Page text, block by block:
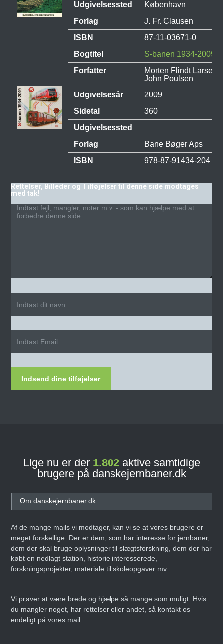
Udgivelsessted
København
Forlag
J. Fr. Clausen
ISBN
87-11-03671-0
Bogtitel
S-banen 1934-2009
Forfatter
Morten Flindt Larsen,
John Poulsen
Udgivelsesår
2009
Sidetal
360
Udgivelsessted
Forlag
Bane Bøger Aps
ISBN
978-87-91434-204
Rettelser, Billeder og Tilføjelser til denne side modtages
med tak!
Indsend dine tilføjelser
Lige nu er der 1.802aktive samtidige
brugere på danskejernbaner.dk
Om danskejernbaner.dk
Af de mange mails vi modtager, kan vi se at vores brugere er
meget forskellige. Der er dem, som har interesse for jernbaner,
dem der skal bruge oplysninger til slægtsforskning, dem der har
købt en nedlagt station, historie interesserede,
forskningsprojekter, materiale til skoleopgaver mv.
Vi prøver at være brede og hjælpe så mange som muligt. Hvis
du mangler noget, har rettelser eller andet, så kontakt os
endeligt på vores mail.